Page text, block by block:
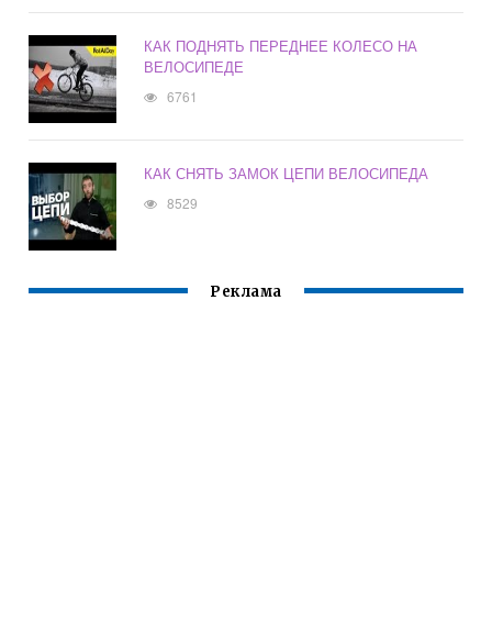
КАК ПОДНЯТЬ ПЕРЕДНЕЕ КОЛЕСО НА
ВЕЛОСИПЕДЕ
6761
КАК СНЯТЬ ЗАМОК ЦЕПИ ВЕЛОСИПЕДА
8529
Реклама